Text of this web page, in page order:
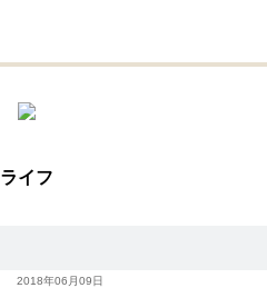
ライフ
2018年06月09日